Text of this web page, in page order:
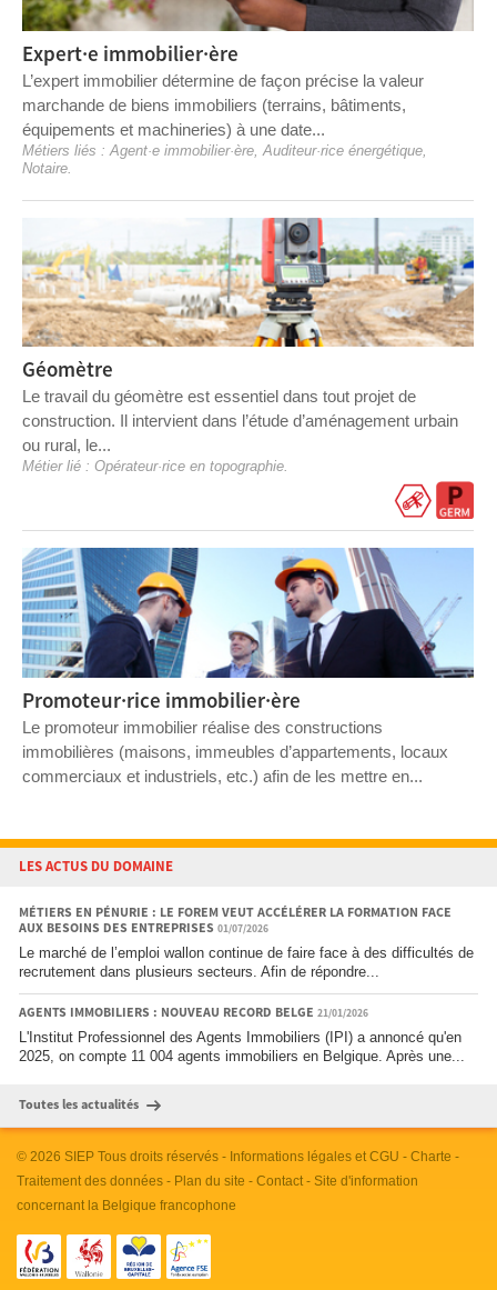
Expert·e immobilier·ère
L’expert immobilier détermine de façon précise la valeur
marchande de biens immobiliers (terrains, bâtiments,
équipements et machineries) à une date...
Métiers liés :Agent·e immobilier·ère,Auditeur·rice énergétique,
Notaire.
Géomètre
Le travail du géomètre est essentiel dans tout projet de
construction. Il intervient dans l’étude d’aménagement urbain
ou rural, le...
Métier lié : Opérateur·rice en topographie.
Promoteur·rice immobilier·ère
Le promoteur immobilier réalise des constructions
immobilières (maisons, immeubles d’appartements, locaux
commerciaux et industriels, etc.) afin de les mettre en...
LES ACTUS DU DOMAINE
MÉTIERS EN PÉNURIE : LE FOREM VEUT ACCÉLÉRER LA FORMATION FACE
AUX BESOINS DES ENTREPRISES 01/07/2026
Le marché de l’emploi wallon continue de faire face à des difficultés de
recrutement dans plusieurs secteurs. Afin de répondre...
AGENTS IMMOBILIERS : NOUVEAU RECORD BELGE 21/01/2026
L'Institut Professionnel des Agents Immobiliers (IPI) a annoncé qu'en
2025, on compte 11 004 agents immobiliers en Belgique. Après une...
Toutes les actualités
© 2026 SIEP Tous droits réservés - Informations légales et CGU - Charte -
Traitement des données - Plan du site - Contact - Site d'information
concernant la Belgique francophone